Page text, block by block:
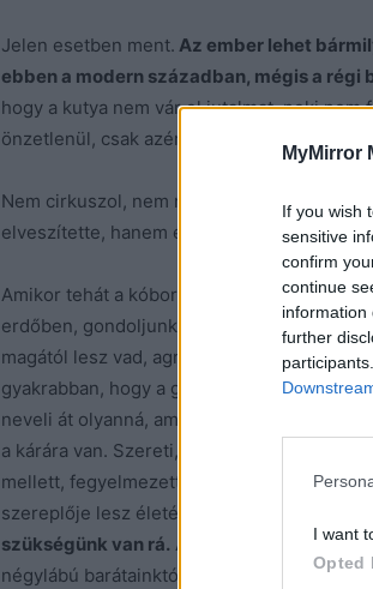
MyMirror
If you wish
sensitive
confirm
continue
information
further
I want
Opted
Jelen esetben ment. Az ember lehet
ebben a modern században, mégis a
hogy a kutya nem vár el jutalmat, neki
önzetlenül, csak azért, mert arra képezték ki.
Nem cirkuszol, nem nyafog, nem kezd
elveszítette, hanem ellátja a feladatát, és
Amikor tehát a kóbor kutyákra gondolunk,
erdőben, gondoljunk az emberre, aki miatt
magától lesz vad, agresszív vagy támadó.
gyakrabban, hogy a gazdának nevezett
neveli át olyanná, amellyé később válik. A
a kárára van. Szereti, ha úgy van kedve.
mellett, fegyelmezettebben, mint sok
szereplője lesz életének. Akkor, ha baj van.
szükségünk van rá. Akkor, ha hasznunk
négylábú barátainktól, akik megelégednek